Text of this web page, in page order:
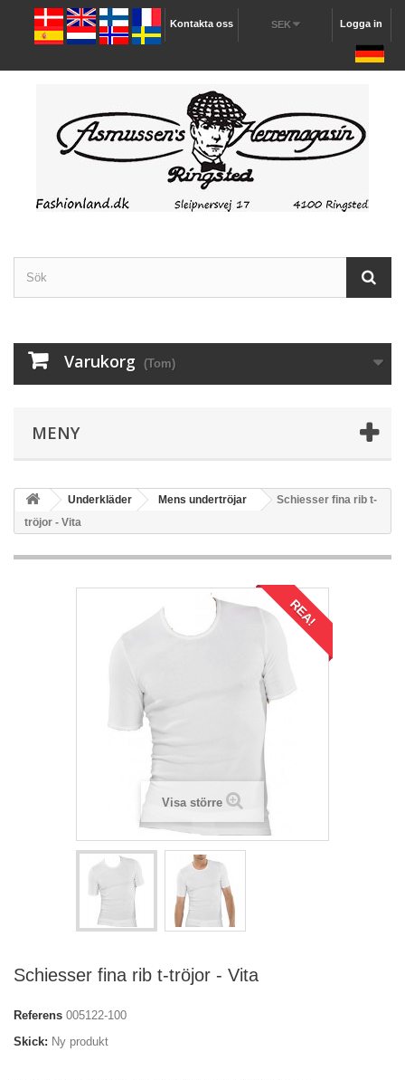
Logga in
SEK
Kontakta oss
Varukorg (Tom)
MENY
Underkläder Mens undertröjar
Schiesser fina rib t-
tröjor - Vita
REA!
Visa större
Schiesser fina rib t-tröjor - Vita
Referens 005122-100
Skick: Ny produkt